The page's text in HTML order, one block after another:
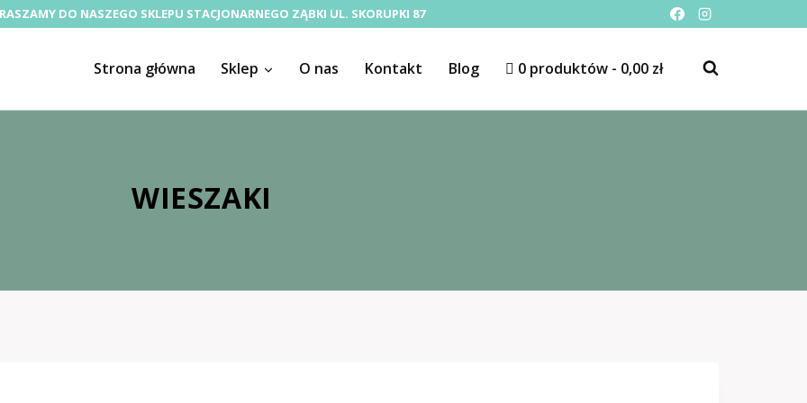
DO NASZEGO SKLEPU STACJONARNEGO ZĄBKI UL. SKORUPKI 87
Strona główna Sklep O nas Kontakt Blog 0 produktów 0,00 zł
WIESZAKI